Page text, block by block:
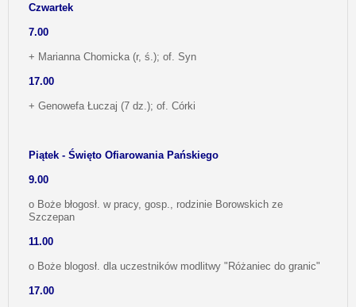
Czwartek
7.00
+ Marianna Chomicka (r, ś.); of. Syn
17.00
+ Genowefa Łuczaj (7 dz.); of. Córki
Piątek - Święto Ofiarowania Pańskiego
9.00
o Boże błogosł. w pracy, gosp., rodzinie Borowskich ze
Szczepan
11.00
o Boże blogosł. dla uczestników modlitwy "Różaniec do granic"
17.00